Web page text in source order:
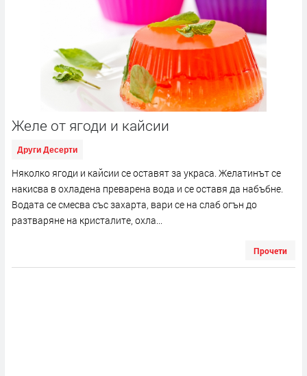
Желе от ягоди и кайсии
Други Десерти
Няколко ягоди и кайсии се оставят за украса. Желатинът се
накисва в охладена преварена вода и се оставя да набъбне.
Водата се смесва със захарта, вари се на слаб огън до
разтваряне на кристалите, охла...
Прочети